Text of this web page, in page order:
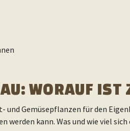
WORAUF IST
und Gemüsepflanzen für den
werden kann. Was und wie viel